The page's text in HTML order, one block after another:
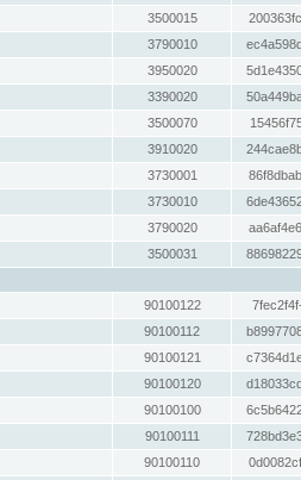
3500015
3790010
3950020
3390020
3500070
3910020
3730001
3730010
3790020
3500031
90100122
90100112
90100121
90100120
90100100
90100111
90100110